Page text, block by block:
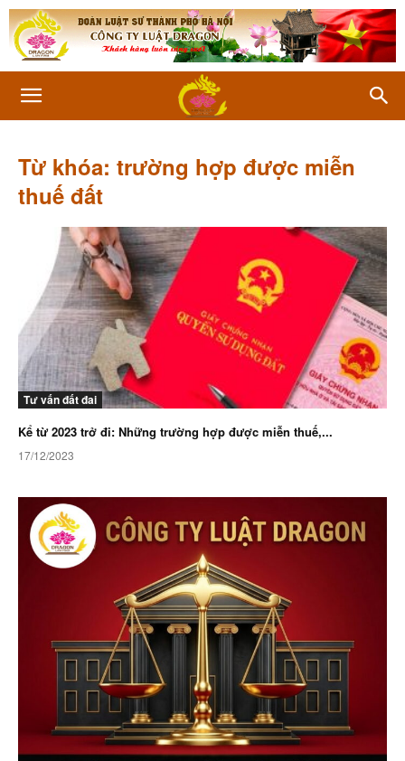
Từ khóa: trường hợp được miễn
thuế đất
Tư vấn đất đai
Kể từ 2023 trở đi: Những trường hợp được miễn thuế,...
17/12/2023